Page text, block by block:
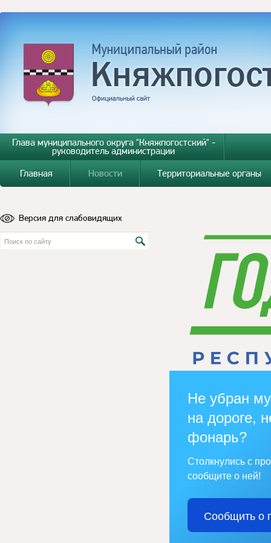
Глава муниципального округа "Княжпогостский" -
руководитель администрации
Главная
Новости Территориальные органы
Версия для слабовидящих
Не убран
на дороге,
фонарь?
Столкнулись с
сообщите о ней!
Сообщить о